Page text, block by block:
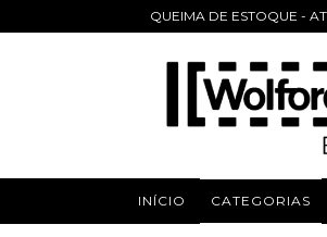
QUEIMA DE ESTOQUE -
INÍCIO CATEGORIAS